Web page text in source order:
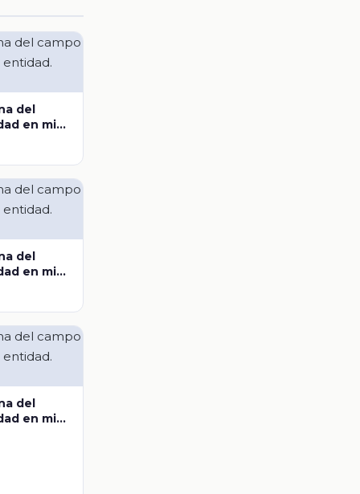
del
en mi
del
en mi
del
en mi